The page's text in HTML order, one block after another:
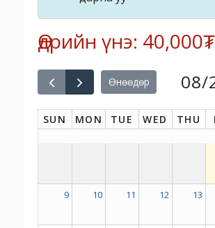
Өдрийн үнэ: 40,000₮
Өнөөдөр 08/
SUN MON TUE WED THU
9 10 11 12 13